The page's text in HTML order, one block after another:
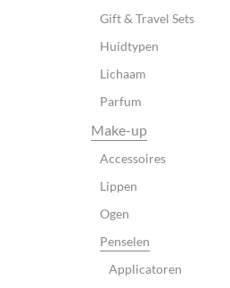
Gift & Travel Sets
Huidtypen
Lichaam
Parfum
Make-up
Accessoires
Lippen
Ogen
Penselen
Applicatoren